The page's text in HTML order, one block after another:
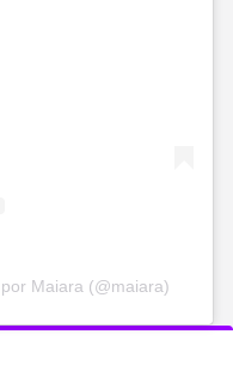
Maiara (@maiara)